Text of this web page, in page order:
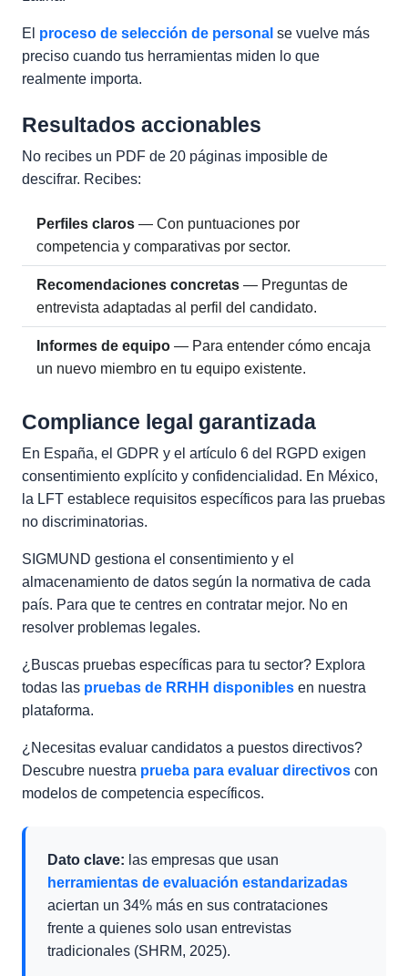
El proceso de selección de personal se vuelve más
preciso cuando tus herramientas miden lo que
realmente importa.
Resultados accionables
No recibes un PDF de 20 páginas imposible de
descifrar. Recibes:
Perfiles claros — Con puntuaciones por
competencia y comparativas por sector.
Recomendaciones concretas — Preguntas de
entrevista adaptadas al perfil del candidato.
Informes de equipo — Para entender cómo encaja
un nuevo miembro en tu equipo existente.
Compliance legal garantizada
En España, el GDPR y el artículo 6 del RGPD exigen
consentimiento explícito y confidencialidad. En México,
la LFT establece requisitos específicos para las pruebas
no discriminatorias.
SIGMUND gestiona el consentimiento y el
almacenamiento de datos según la normativa de cada
país. Para que te centres en contratar mejor. No en
resolver problemas legales.
¿Buscas pruebas específicas para tu sector? Explora
todas las pruebas de RRHH disponibles en nuestra
plataforma.
¿Necesitas evaluar candidatos a puestos directivos?
Descubre nuestra prueba para evaluar directivos con
modelos de competencia específicos.
Dato clave: las empresas que usan
herramientas de evaluación estandarizadas
aciertan un 34% más en sus contrataciones
frente a quienes solo usan entrevistas
tradicionales (SHRM, 2025).